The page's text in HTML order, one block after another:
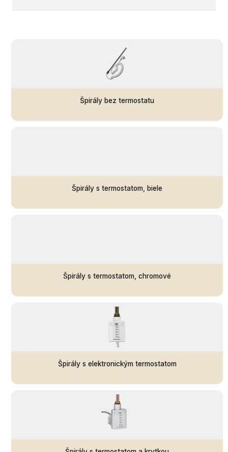
Špirály bez termostatu
Špirály s termostatom, biele
Špirály s termostatom, chromové
Špirály s elektronickým termostatom